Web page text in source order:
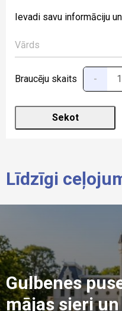
Ievadi savu informāciju
Braucēju skaits -
Līdzīgi
Gulbenes
mājas sieri